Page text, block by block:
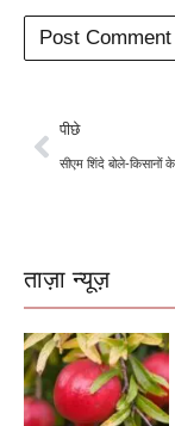
पीछे
ताज़ा न्यूज़